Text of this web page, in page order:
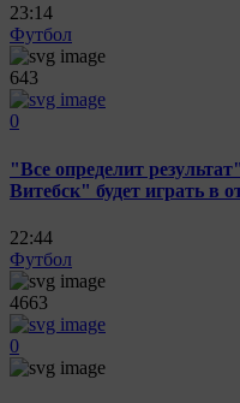
23:14
Футбол
643
0
"Все определит
Витебск" будет играть в
22:44
Футбол
4663
0